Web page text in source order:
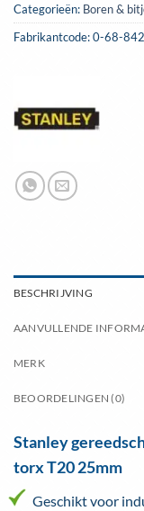
Categorieën: Boren &
Fabrikantcode: 0-68-842
BESCHRIJVING
AANVULLENDE
MERK
BEOORDELINGEN (0)
Stanley
torx T20 25mm
Geschikt voor